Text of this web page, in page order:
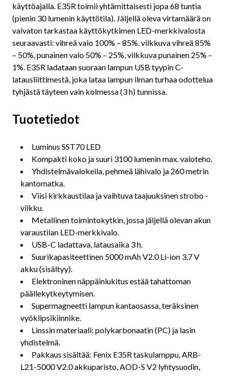
käyttöajalla. E35R toimii yhtämittaisesti jopa 68 tuntia
(pienin 30 lumenin käyttötila). Jäljellä oleva virtamäärä on
vaivaton tarkastaa käyttökytkimen LED-merkkivalosta
seuraavasti: vihreä valo 100% – 85%, vilkkuva vihreä 85%
– 50%, punainen valo 50% – 25%, vilkkuva punainen 25% –
1%. E35R ladataan suoraan lampun USB tyypin C-
latausliittimestä, joka lataa lampun ilman turhaa odottelua
tyhjästä täyteen vain kolmessa (3 h) tunnissa.
Tuotetiedot
Luminus SST70 LED
Kompakti koko ja suuri 3100 lumenin max. valoteho.
Yhdistelmävalokeila, pehmeä lähivalo ja 260 metrin
kantomatka.
Viisi kirkkaustilaa ja vaihtuva taajuuksinen strobo -
vilkku.
Metallinen toimintokytkin, jossa jäljellä olevan akun
varaustilan LED-merkkivalo.
USB-C ladattava, latausaika 3 h.
Suurikapasiteettinen 5000 mAh V2.0 Li-ion 3,7 V
akku (sisältyy).
Elektroninen näppäinlukitus estää tahattoman
päällekytkeytymisen.
Supermagneetti lampun kantaosassa, teräksinen
vyöklipsikiinnike.
Linssin materiaali: polykarbonaatin (PC) ja lasin
yhdistelmä.
Pakkaus sisältää: Fenix E35R taskulamppu, ARB-
L21-5000 V2.0 akkuparisto, AOD-S V2 lyhtysuodin,